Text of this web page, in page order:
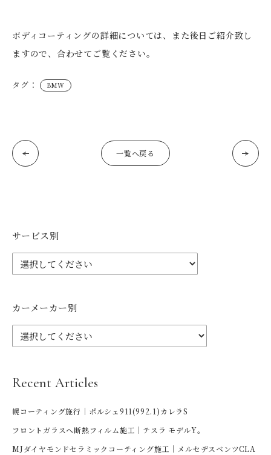
ボディコーティングの詳細については、また後日ご紹介致し
ますので、合わせてご覧ください。
タグ： BMW
一覧へ戻る
サービス別
カーメーカー別
Recent Articles
幌コーティング施行｜ポルシェ911(992.1)カレラS
フロントガラスへ断熱フィルム施工｜テスラ モデルY。
MJダイヤモンドセラミックコーティング施工｜メルセデスベンツCLA